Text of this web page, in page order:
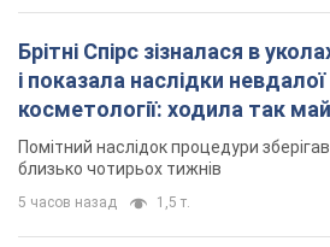
Брітні Спірс зізналася в
і показала наслідки невдалої
косметології: ходила так
місяць
Помітний наслідок процедури
близько чотирьох тижнів
5 часов назад 1,5 т.